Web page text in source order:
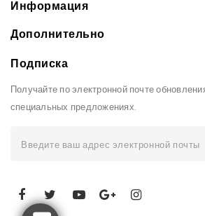
Информация
Дополнительно
Подписка
Получайте по электронной почте
специальных предложениях.